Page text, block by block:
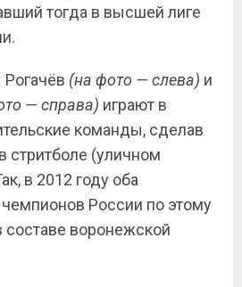
тогда в высшей лиге
(на фото — слева) и
— справа) играют в
команды, сделав
стритболе (уличном
в 2012 году оба
России по этому
составе воронежской